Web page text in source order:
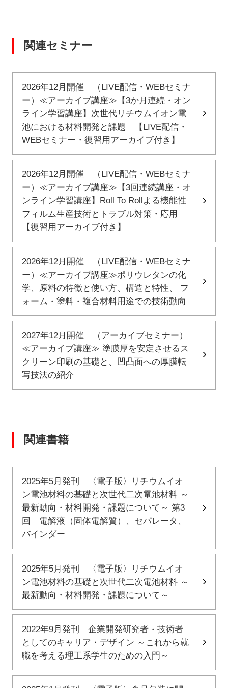
関連セミナー
2026年12月開催 （LIVE配信・WEBセミナ
ー）≪アーカイブ講座≫【3か月連続・オン
ライン学習講座】次世代リチウムイオン電
池における材料開発と課題 【LIVE配信・
WEBセミナー・復習用アーカイブ付き】
2026年12月開催 （LIVE配信・WEBセミナ
ー）≪アーカイブ講座≫【3回連続講座・オ
ンライン学習講座】Roll To Rollよる機能性
フィルム生産技術とトラブル対策・応用
【復習用アーカイブ付き】
2026年12月開催 （LIVE配信・WEBセミナ
ー）≪アーカイブ講座≫ポリウレタンの化
学、原料の特徴と使い方、構造と特性、 フ
ォーム・塗料・複合材料用途での技術動向
2027年12月開催 （アーカイブセミナー）
≪アーカイブ講座≫ 塗膜厚を安定させるス
クリーン印刷の基礎と、凹凸面への厚膜転
写技法の紹介
関連書籍
2025年5月発刊 〈電子版〉リチウムイオ
ン電池材料の基礎と次世代二次電池材料 ～
最新動向・材料開発・課題について～ 第3
回 電解液（固体電解質）、セパレータ、
バインダー
2025年5月発刊 〈電子版〉リチウムイオ
ン電池材料の基礎と次世代二次電池材料 ～
最新動向・材料開発・課題について～
2022年9月発刊 企業開発研究者・技術者
としてのキャリア・デザイン ～これから就
職を考える理工系学生のための入門～